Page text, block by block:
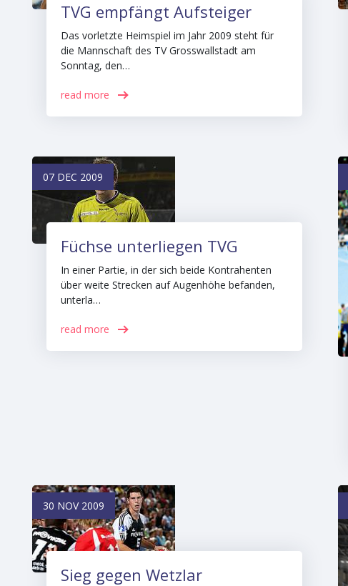
TVG empfängt Aufsteiger
Das vorletzte Heimspiel im Jahr 2009 steht für
die Mannschaft des TV Grosswallstadt am
Sonntag, den…
read more
07 DEC 2009
Füchse unterliegen TVG
In einer Partie, in der sich beide Kontrahenten
über weite Strecken auf Augenhöhe befanden,
unterla…
read more
30 NOV 2009
Sieg gegen Wetzlar